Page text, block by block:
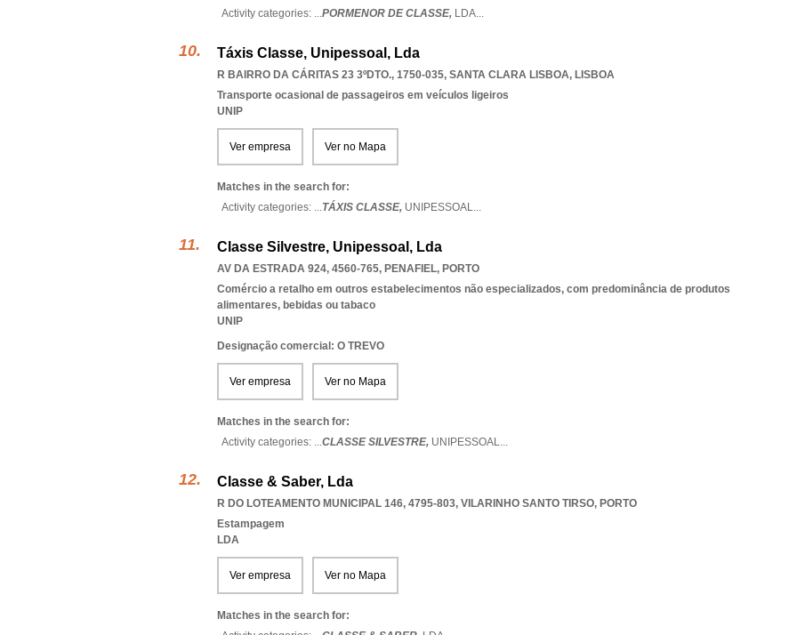
Activity categories: ...PORMENOR DE CLASSE, LDA...
Táxis Classe, Unipessoal, Lda
R BAIRRO DA CÁRITAS 23 3ºDTO., 1750-035, SANTA CLARA LISBOA, LISBOA
Transporte ocasional de passageiros em veículos ligeiros
UNIP
Ver empresa Ver no Mapa
Matches in the search for:
Activity categories: ...TÁXIS CLASSE, UNIPESSOAL...
Classe Silvestre, Unipessoal, Lda
AV DA ESTRADA 924, 4560-765, PENAFIEL, PORTO
Comércio a retalho em outros estabelecimentos não especializados, com predominância de produtos
alimentares, bebidas ou tabaco
UNIP
Designação comercial: O TREVO
Ver empresa Ver no Mapa
Matches in the search for:
Activity categories: ...CLASSE SILVESTRE, UNIPESSOAL...
Classe & Saber, Lda
R DO LOTEAMENTO MUNICIPAL 146, 4795-803, VILARINHO SANTO TIRSO, PORTO
Estampagem
LDA
Ver empresa Ver no Mapa
Matches in the search for: